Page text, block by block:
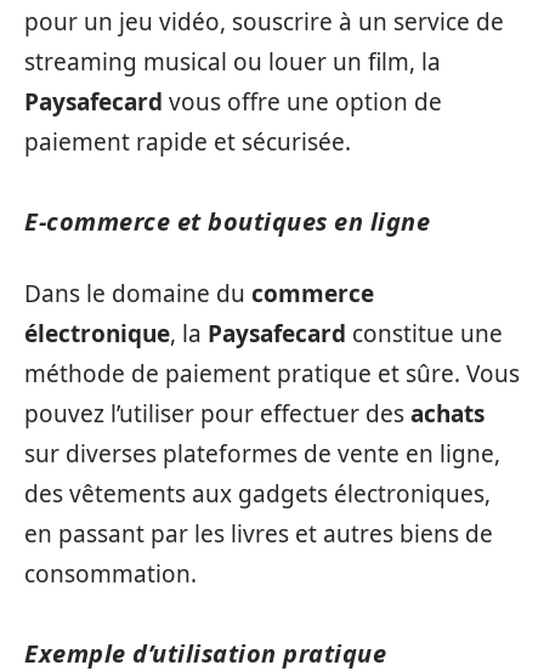
pour un jeu vidéo, souscrire à un service de
streaming musical ou louer un film, la
Paysafecard vous offre une option de
paiement rapide et sécurisée.
E-commerce et boutiques en ligne
Dans le domaine du commerce
électronique, la Paysafecard constitue une
méthode de paiement pratique et sûre. Vous
pouvez l’utiliser pour effectuer desachats
sur diverses plateformes de vente en ligne,
des vêtements aux gadgets électroniques,
en passant par les livres et autres biens de
consommation.
Exemple d’utilisation pratique